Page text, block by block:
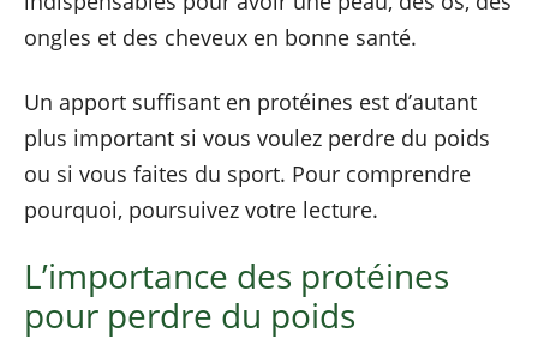
ongles et des cheveux en bonne santé.
Un apport suffisant en protéines est d’autant
plus important si vous voulez perdre du poids
ou si vous faites du sport. Pour comprendre
pourquoi, poursuivez votre lecture.
L’importance des protéines
pour perdre du poids